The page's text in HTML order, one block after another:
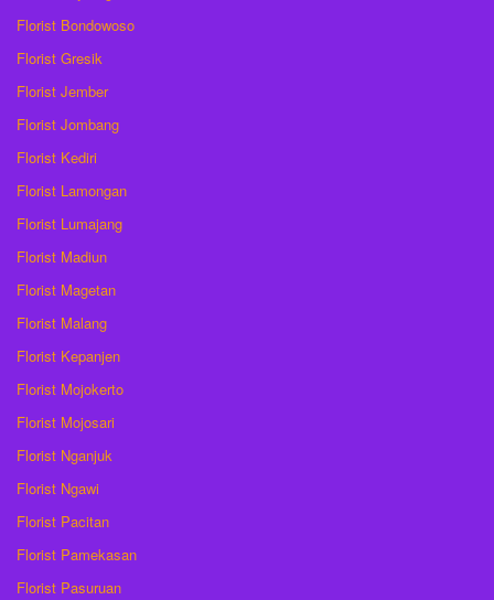
Florist Bondowoso
Florist Gresik
Florist Jember
Florist Jombang
Florist Kediri
Florist Lamongan
Florist Lumajang
Florist Madiun
Florist Magetan
Florist Malang
Florist Kepanjen
Florist Mojokerto
Florist Mojosari
Florist Nganjuk
Florist Ngawi
Florist Pacitan
Florist Pamekasan
Florist Pasuruan